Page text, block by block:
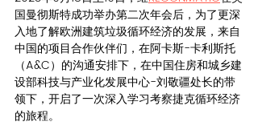
国曼彻斯特成功举办第二次年会后，为了更深
入地了解欧洲建筑垃圾循环经济的发展，来自
中国的项目合作伙伴们，在阿卡斯-卡利斯托
（A&C）的沟通安排下，在中国住房和城乡建
设部科技与产业化发展中心-刘敬疆处长的带
领下，开启了一次深入学习考察捷克循环经济
的旅程。